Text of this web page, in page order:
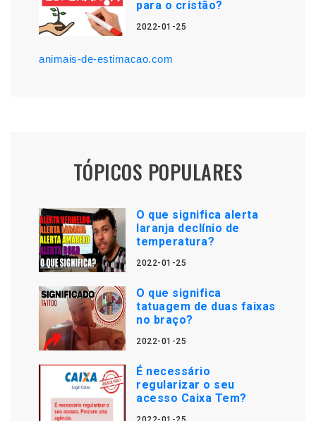
para o cristão?
2022-01-25
animais-de-estimacao.com
TÓPICOS POPULARES
O que significa alerta
laranja declínio de
temperatura?
2022-01-25
O que significa
tatuagem de duas faixas
no braço?
2022-01-25
É necessário
regularizar o seu
acesso Caixa Tem?